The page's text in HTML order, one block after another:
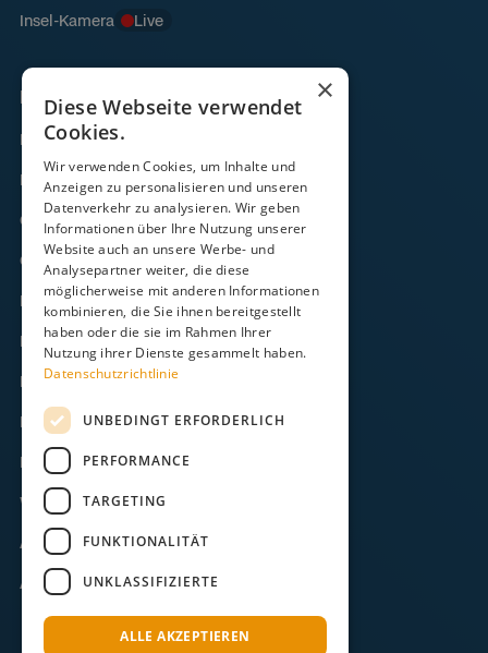
Insel-Kamera Live
Links
Fähre
Frachtverkehr
Gezeitenkalender
Onlineshop
Kontakt
FAQ
Downloads
Impressum
Datenschutz
Widerruf
AGB
ABB
×
Diese Webseite verwendet
Cookies.
Wir verwenden Cookies, um Inhalte und
Anzeigen zu personalisieren und unseren
Datenverkehr zu analysieren. Wir geben
Informationen über Ihre Nutzung unserer
Website auch an unsere Werbe- und
Analysepartner weiter, die diese
möglicherweise mit anderen Informationen
kombinieren, die Sie ihnen bereitgestellt
haben oder die sie im Rahmen Ihrer
Nutzung ihrer Dienste gesammelt haben.
Datenschutzrichtlinie
UNBEDINGT ERFORDERLICH
PERFORMANCE
TARGETING
FUNKTIONALITÄT
UNKLASSIFIZIERTE
ALLE AKZEPTIEREN